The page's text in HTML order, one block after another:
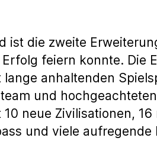
ist die zweite
feiern konnte. Die
anhaltenden
und
neue Zivilisationen,
und viele